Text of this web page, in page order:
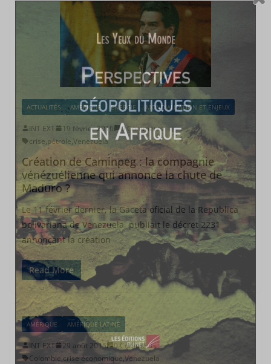
ACTUALITÉS AMÉRIQUE ENERGIE MONDIALISATION ET ENJEUX
INT EXT 19 février 2016
0 Comments
crise,pétrole,Venezuela
Création de Caminpeg : la compagnie
vénézuélienne qui annonce la chute de
Maduro ?
Le 11 février dernier, la Gaceta oficial de la Republica
bolivariana de Venezuela, publiait le décret 2231
annonçant la création
Read More
AMÉRIQUE AMÉRIQUE LATINE
INT EXT 29 août 2015
0 Comments
Colombie,crise économique,Venezuela